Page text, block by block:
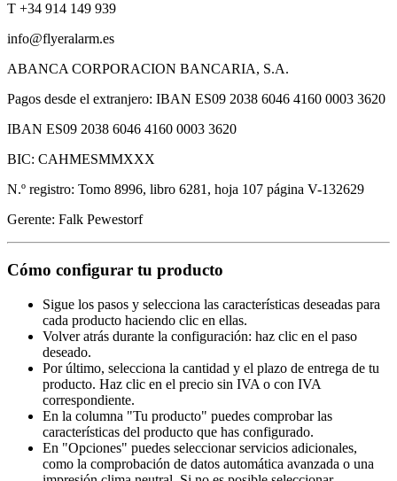
T +34 914 149 939
info@flyeralarm.es
ABANCA CORPORACION BANCARIA, S.A.
Pagos desde el extranjero: IBAN ES09 2038 6046 4160 0003 3620
IBAN ES09 2038 6046 4160 0003 3620
BIC: CAHMESMMXXX
N.º registro: Tomo 8996, libro 6281, hoja 107 página V-132629
Gerente: Falk Pewestorf
Cómo configurar tu producto
Sigue los pasos y selecciona las características deseadas para
cada producto haciendo clic en ellas.
Volver atrás durante la configuración: haz clic en el paso
deseado.
Por último, selecciona la cantidad y el plazo de entrega de tu
producto. Haz clic en el precio sin IVA o con IVA
correspondiente.
En la columna "Tu producto" puedes comprobar las
características del producto que has configurado.
En "Opciones" puedes seleccionar servicios adicionales,
como la comprobación de datos automática avanzada o una